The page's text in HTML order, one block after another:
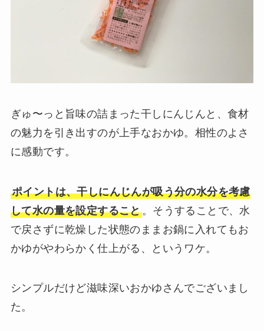
ぎゅ〜っと旨味の詰まった干しにんじんと、食材
の魅力を引き出すのが上手なおかゆ。相性のよさ
に感動です。
ポイントは、干しにんじんが吸う分の水分を考慮
して水の量を設定すること。そうすることで、水
で戻さずに乾燥した状態のままお鍋に入れてもお
かゆがやわらかく仕上がる、というワケ。
シンプルだけど滋味深いおかゆさんでございまし
た。